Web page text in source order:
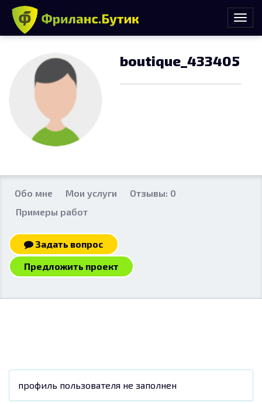
boutique_433405
Обо мне Мои услуги
Отзывы: 0
Примеры работ
Задать вопрос
Предложить проект
профиль пользователя не заполнен